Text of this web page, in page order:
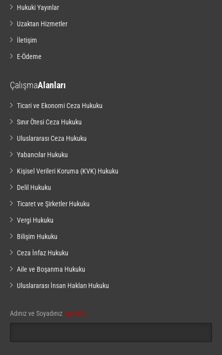
Hukuki Yayınlar
Uzaktan Hizmetler
İletişim
E-Ödeme
ÇalışmaAlanları
Ticari ve Ekonomi Ceza Hukuku
Sınır Ötesi Ceza Hukuku
Uluslararası Ceza Hukuku
Yabancılar Hukuku
Kişisel Verileri Koruma (KVK) Hukuku
Delil Hukuku
Ticaret ve Şirketler Hukuku
Vergi Hukuku
Bilişim Hukuku
Ceza İnfaz Hukuku
Aile ve Boşanma Hukuku
Uluslararası İnsan Hakları Hukuku
Adınız ve Soyadınız (gerekli)